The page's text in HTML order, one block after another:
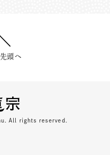
頭へ
All rights reserved.